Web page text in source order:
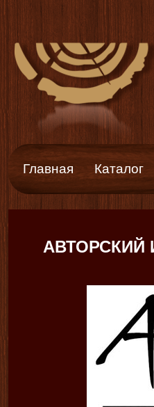
Главная Каталог
АВТОРСКИЙ